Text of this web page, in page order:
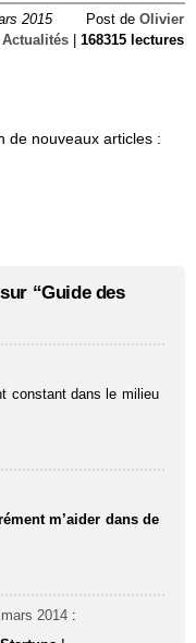
2015 Post de Olivier
Actualités 168315 lectures
de nouveaux articles :
“Guide des
constant dans le milieu
m’aider dans de
2014 :